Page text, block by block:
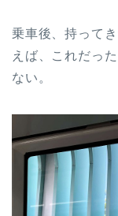
乗車後、持って
えば、これだっ
ない。